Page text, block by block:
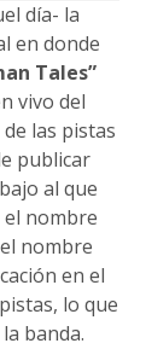
día- la
en donde
Tales”
vivo del
las pistas
publicar
al que
el nombre
nombre
en el
lo que
banda.